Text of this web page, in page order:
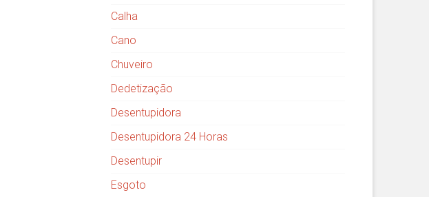
Calha
Cano
Chuveiro
Dedetização
Desentupidora
Desentupidora 24 Horas
Desentupir
Esgoto